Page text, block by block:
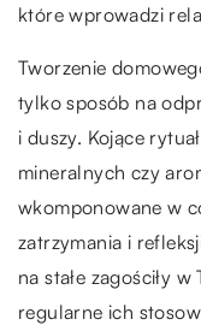
które wprowadzi
Tworzenie
tylko sposób na
i duszy. Kojące
mineralnych czy
wkomponowane w
zatrzymania i
na stałe zagościły
regularne ich